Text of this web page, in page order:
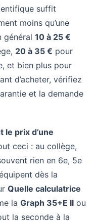
suffit
moins qu’une
général 10 à 25 €
20 à 35 € pour
et bien plus pour
d’acheter, vérifiez
et la demande
le prix d’une
ceci : au collège,
rien en 6e, 5e
dès la
Quelle calculatrice
la Graph 35+E II ou
la seconde à la